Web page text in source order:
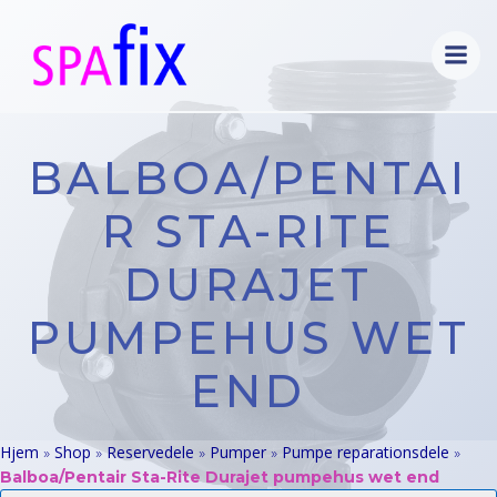
indhold
BALBOA/PENTAI
R STA-RITE
DURAJET
PUMPEHUS WET
END
Hjem » Shop »Reservedele » Pumper » Pumpe reparationsdele »
Balboa/Pentair Sta-Rite Durajet pumpehus wet end